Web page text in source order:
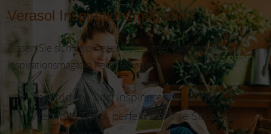
Verasol Inspirationsmagazin
Lassen Sie sich inspirieren! Jetzt unser kostenloses
Inspirationsmagazin herunterladen!
Voller Ideen und inspirierender Bilder
Wertvolle Tipps, perfekt auf Ihre Situation